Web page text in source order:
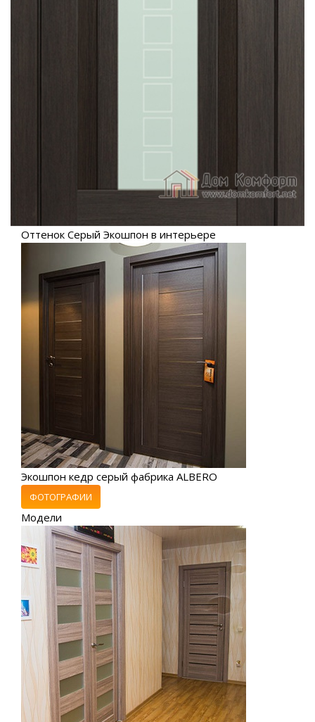
Оттенок Серый Экошпон в интерьере
Экошпон кедр серый фабрика ALBERO
ФОТОГРАФИИ
Модели